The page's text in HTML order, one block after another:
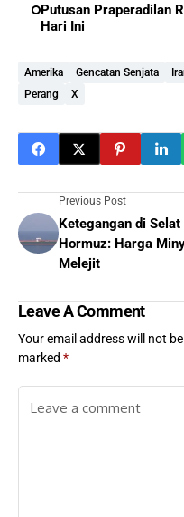
Putusan Praperadilan
Hari Ini
Amerika Gencatan Senjata
Perang
X
Previous Post
Ketegangan di Selat
Hormuz: Harga
Melejit
Leave A Comment
Your email address will not
marked *